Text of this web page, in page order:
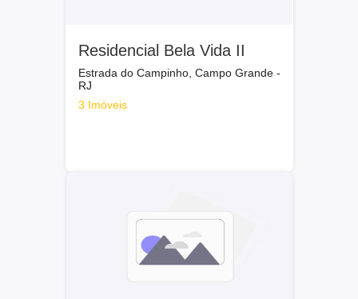
Residencial Bela Vida II
Estrada do Campinho, Campo Grande -
RJ
3 Imóveis